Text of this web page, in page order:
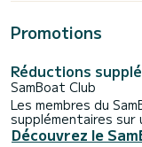
Promotions
Réductions
SamBoat Club
Les membres du
supplémentaires
Découvrez le